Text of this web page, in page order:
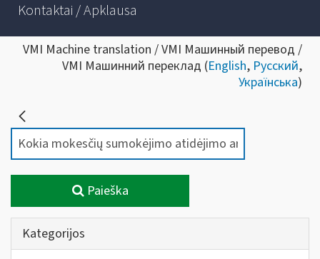
Kontaktai / Apklausa
VMI Machine translation / VMI Машинный перевод /
VMI Машинний переклад (English, Русский,
Українська)
Paieška
Kategorijos